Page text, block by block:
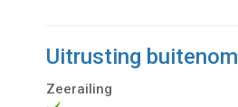
Uitrusting buitenom
Zeerailing